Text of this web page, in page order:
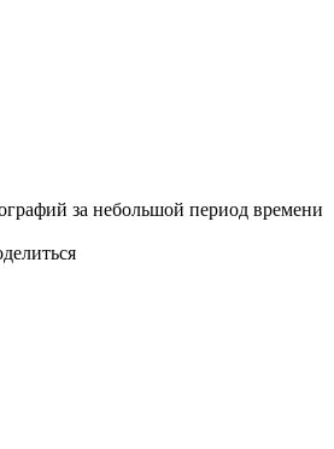
за небольшой период времени